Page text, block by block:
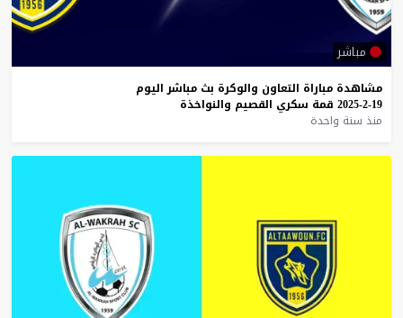
مباشر
مشاهدة مباراة التعاون والوكرة بث مباشر اليوم
19-2-2025
قمة سكري القصيم والنواخذة
منذ سنة واحدة